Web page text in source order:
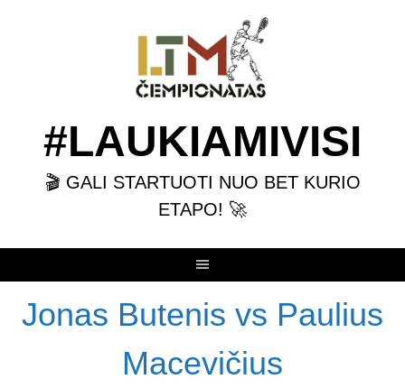
#LAUKIAMIVISI
🎬 GALI STARTUOTI NUO BET KURIO
ETAPO! 🚀
Jonas Butenis vs Paulius
Macevičius